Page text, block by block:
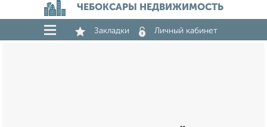
ЧЕБОКСАРЫ НЕДВИЖИМОСТЬ
Закладки Личный кабинет